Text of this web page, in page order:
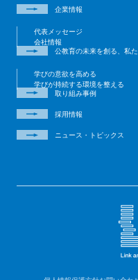
企業情報
代表メッセージ
会社情報
公教育の未来を創る、私
学びの意欲を高める
学びが持続する環境を整える
取り組み事例
採用情報
ニュース・トピックス